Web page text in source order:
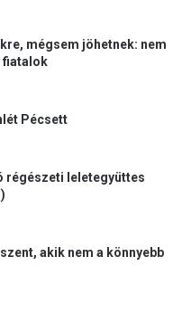
mégsem jöhetnek: nem
fiatalok
Pécsett
régészeti leletegyüttes
akik nem a könnyebb